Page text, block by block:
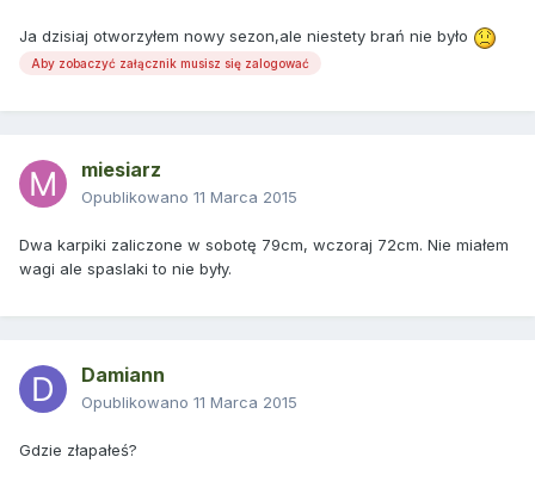
Ja dzisiaj otworzyłem nowy sezon,ale niestety brań nie było
Aby zobaczyć załącznik musisz się zalogować
miesiarz
Opublikowano 11 Marca 2015
Dwa karpiki zaliczone w sobotę 79cm, wczoraj 72cm. Nie miałem
wagi ale spaslaki to nie były.
Damiann
Opublikowano 11 Marca 2015
Gdzie złapałeś?